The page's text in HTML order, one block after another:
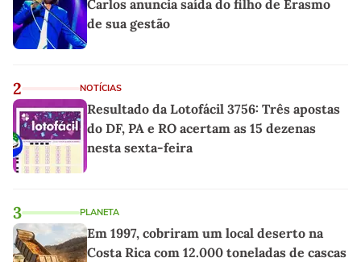
Carlos anuncia saída do filho de Erasmo
de sua gestão
2 NOTÍCIAS
Resultado da Lotofácil 3756: Três apostas
do DF, PA e RO acertam as 15 dezenas
nesta sexta-feira
3 PLANETA
Em 1997, cobriram um local deserto na
Costa Rica com 12.000 toneladas de cascas